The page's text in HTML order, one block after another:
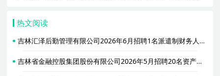
热文阅读
吉林汇泽后勤管理有限公司2026年6月招聘1名派遣制财务人员公告
吉林省金融控股集团股份有限公司2026年5月招聘20名资产管理专项人才公告